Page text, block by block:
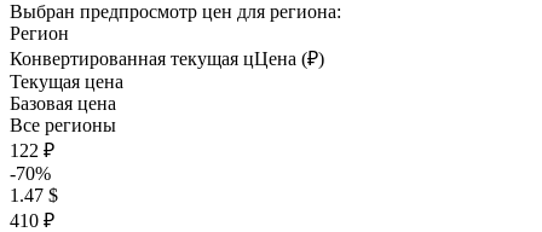
Выбран предпросмотр цен для региона:
Регион
Конвертированная текущая цЦена (₽)
Текущая цена
Базовая цена
Все регионы
122 ₽
-70%
1.47 $
410 ₽